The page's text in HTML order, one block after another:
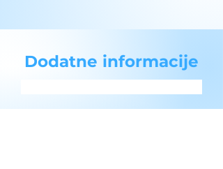
Dodatne informacije